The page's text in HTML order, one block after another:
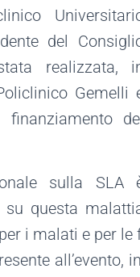
del
realizzata,
Gemelli
sulla SLA
su questa
i malati e per
all’evento,